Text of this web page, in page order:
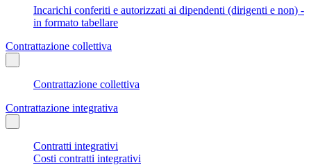
Incarichi conferiti e autorizzati ai dipendenti (dirigenti e non) -
in formato tabellare
Contrattazione collettiva
Contrattazione collettiva
Contrattazione integrativa
Contratti integrativi
Costi contratti integrativi